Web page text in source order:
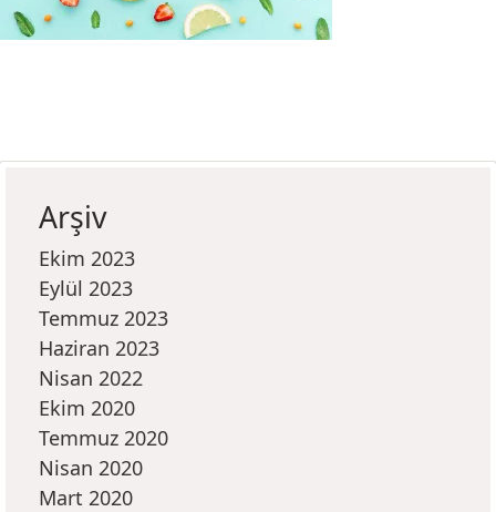
Arşiv
Ekim 2023
Eylül 2023
Temmuz 2023
Haziran 2023
Nisan 2022
Ekim 2020
Temmuz 2020
Nisan 2020
Mart 2020